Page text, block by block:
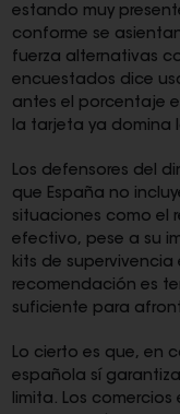
estando muy
conforme se
fuerza alternativas
encuestados dice
antes el porcentaje
la tarjeta ya domina
Los defensores del
que España no
situaciones como el
efectivo, pese a su
kits de supervivencia
recomendación es
suficiente para
Lo cierto es que, en
española sí
limita. Los